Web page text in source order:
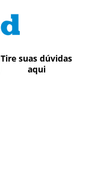
Tire suas dúvidas
aqui